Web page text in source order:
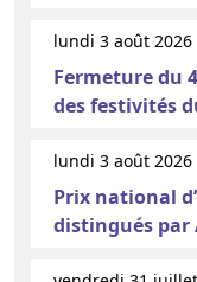
lundi 3 août 2026
Fermeture du
des festivités
lundi 3 août 2026
Prix national
distingués par